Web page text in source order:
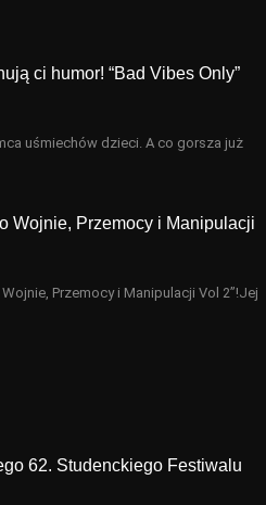
ci humor! “Bad Vibes Only”
uśmiechów dzieci. A co gorsza już
Wojnie, Przemocy i Manipulacji
Przemocy i Manipulacji Vol 2”!Jej
62. Studenckiego Festiwalu